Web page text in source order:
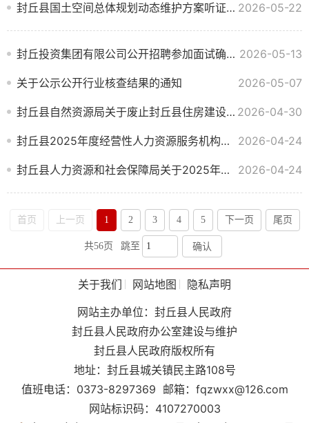
封丘县国土空间总体规划动态维护方案听证会公告 2026-05-22
封丘投资集团有限公司公开招聘参加面试确认人员名单公示 2026-05-13
关于公示公开行业核查结果的通知 2026-05-07
封丘县自然资源局关于废止封丘县住房建设和城市管理局一宗国有建设用地使用权的公告 2026-04-30
封丘县2025年度经营性人力资源服务机构年度报告情况公示 2026-04-24
封丘县人力资源和社会保障局关于2025年度劳务派遣单位年度报告核验结果的通报 2026-04-24
首页 上一页 1 2 3 4 5 下一页 尾页
共56页 跳至 确认
关于我们 网站地图
隐私声明
网站主办单位：封丘县人民政府
封丘县人民政府办公室建设与维护
封丘县人民政府版权所有
地址：封丘县城关镇民主路108号
值班电话：0373-8297369 邮箱：fqzwxx@126.com
网站标识码：4107270003